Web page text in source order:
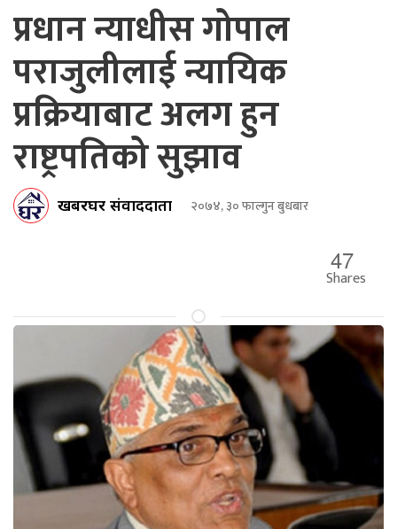
प्रधान न्याधीस गोपाल
पराजुलीलाई न्यायिक
प्रक्रियाबाट अलग हुन
राष्ट्रपतिको सुझाव
खबरघर संवाददाता २०७४, ३० फाल्गुन बुधबार
47
Shares